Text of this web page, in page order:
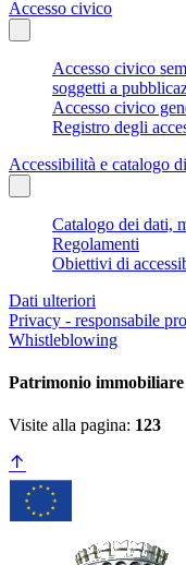
Accesso civico
Accesso civico
soggetti a
Accesso civico
Registro degli
Accessibilità e catalogo
Catalogo dei dati,
Regolamenti
Obiettivi di
Dati ulteriori
Privacy - responsabile
Whistleblowing
Patrimonio immobiliare
Visite alla pagina: 123